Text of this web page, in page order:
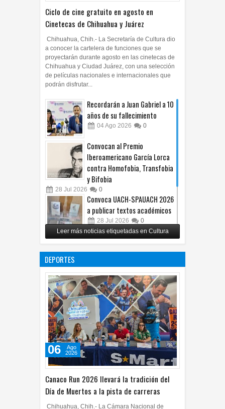
Ciclo de cine gratuito en agosto en
Cinetecas de Chihuahua y Juárez
Chihuahua, Chih.- La Secretaría de Cultura dio
a conocer la cartelera de funciones que se
proyectarán durante agosto en las cinetecas de
Chihuahua y Ciudad Juárez, con una selección
de películas nacionales e internacionales que
podrán disfrutar...
Recordarán a Juan Gabriel a 10
años de su fallecimiento
04Ago 2026 0
Convocan al Premio
Iberoamericano García Lorca
contra Homofobia, Transfobia
y Bifobia
28 Jul 2026 0
Convoca UACH-SPAUACH 2026
a publicar textos académicos
28 Jul 2026 0
Copian proyecto pictórico del
exalcalde Juan Blanco
Leer más noticias etiquetadas en Cultura
DEPORTES
Canaco Run 2026 llevará la tradición del
Día de Muertos a la pista de carreras
06
Ago
2026
Chihuahua, Chih.- La Cámara Nacional de